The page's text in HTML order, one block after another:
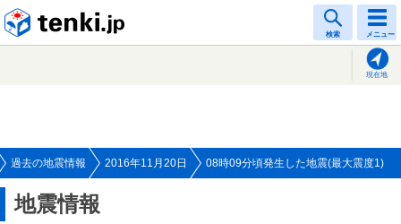
検索 メニュー
現在地
過去の地震情報 2016年11月20日 08時09分頃発生した地震(最大震度1)
地震情報